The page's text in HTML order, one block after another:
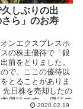
しぶりの出
ら」のお寿
ンエクスプレスホ
の株主優待で「銀
前をとりました。
で、ここの優待以
とることがありま
先日株を売却したの
優待です。 優待で
2020.02.19